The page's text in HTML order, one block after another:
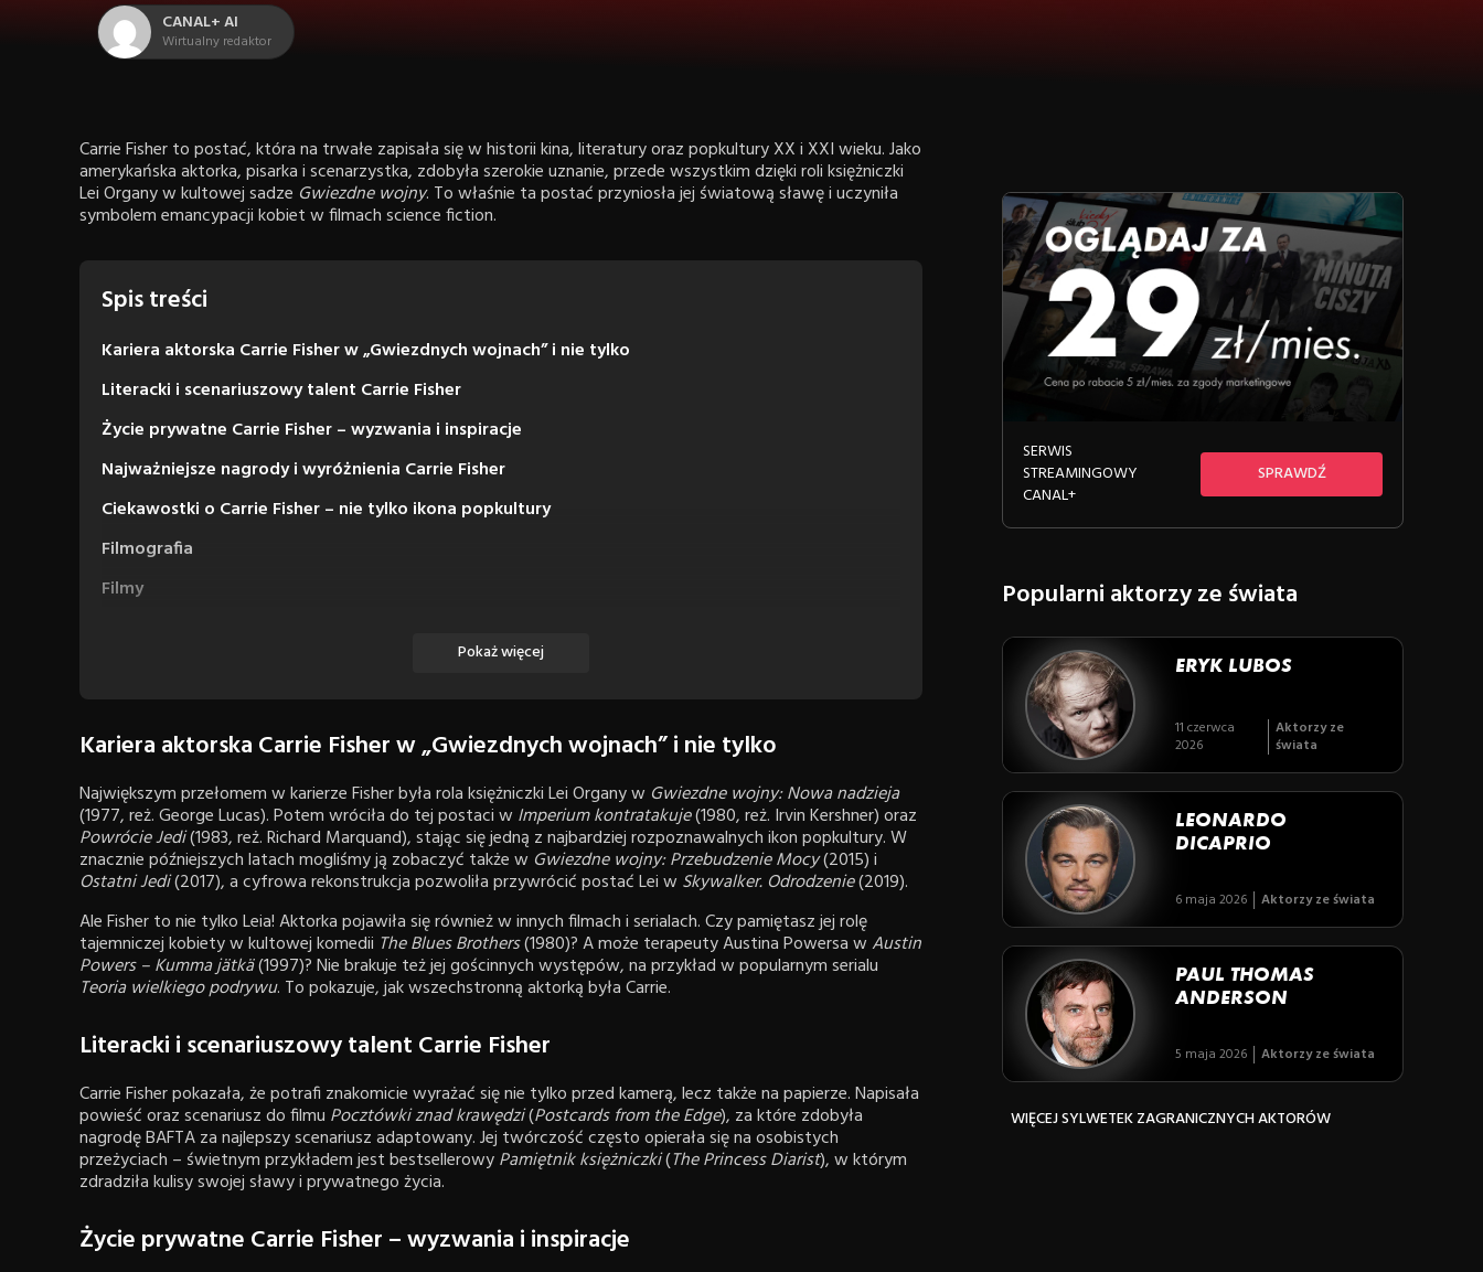
CANAL+ AI
Wirtualny redaktor
Carrie Fisher to postać, która na trwałe zapisała się w historii kina, literatury oraz popkultury XX i XXI wieku. Jako
amerykańska aktorka, pisarka i scenarzystka, zdobyła szerokie uznanie, przede wszystkim dzięki roli księżniczki
Lei Organy w kultowej sadze Gwiezdne wojny. To właśnie ta postać przyniosła jej światową sławę i uczyniła
symbolem emancypacji kobiet w filmach science fiction.
Spis treści
Kariera aktorska Carrie Fisher w „Gwiezdnych wojnach” i nie tylko
Literacki i scenariuszowy talent Carrie Fisher
Życie prywatne Carrie Fisher – wyzwania i inspiracje
Najważniejsze nagrody i wyróżnienia Carrie Fisher
Ciekawostki o Carrie Fisher – nie tylko ikona popkultury
Filmografia
Filmy
Pokaż więcej
Kariera aktorska Carrie Fisher w „Gwiezdnych wojnach” i nie tylko
Największym przełomem w karierze Fisher była rola księżniczki Lei Organy w Gwiezdne wojny: Nowa nadzieja
(1977, reż. George Lucas). Potem wróciła do tej postaci w Imperium kontratakuje(1980, reż. Irvin Kershner) oraz
Powrócie Jedi(1983, reż. Richard Marquand), stając się jedną z najbardziej rozpoznawalnych ikon popkultury. W
znacznie późniejszych latach mogliśmy ją zobaczyć także w Gwiezdne wojny: Przebudzenie Mocy(2015) i
Ostatni Jedi(2017), a cyfrowa rekonstrukcja pozwoliła przywrócić postać Lei w Skywalker. Odrodzenie(2019).
Ale Fisher to nie tylko Leia! Aktorka pojawiła się również w innych filmach i serialach. Czy pamiętasz jej rolę
tajemniczej kobiety w kultowej komedii The Blues Brothers(1980)? A może terapeuty Austina Powersa wAustin
Powers – Kumma jätkä(1997)? Nie brakuje też jej gościnnych występów, na przykład w popularnym serialu
Teoria wielkiego podrywu. To pokazuje, jak wszechstronną aktorką była Carrie.
Literacki i scenariuszowy talent Carrie Fisher
Carrie Fisher pokazała, że potrafi znakomicie wyrażać się nie tylko przed kamerą, lecz także na papierze. Napisała
powieść oraz scenariusz do filmu Pocztówki znad krawędzi(Postcards from the Edge), za które zdobyła
nagrodę BAFTA za najlepszy scenariusz adaptowany. Jej twórczość często opierała się na osobistych
przeżyciach – świetnym przykładem jest bestsellerowyPamiętnik księżniczki(The Princess Diarist), w którym
zdradziła kulisy swojej sławy i prywatnego życia.
Życie prywatne Carrie Fisher – wyzwania i inspiracje
SERWIS
STREAMINGOWY
CANAL+
SPRAWDŹ
Popularni aktorzy ze świata
ERYK LUBOS
11 czerwca
2026
Aktorzy ze
świata
LEONARDO
DICAPRIO
6 maja 2026 Aktorzy ze świata
PAUL THOMAS
ANDERSON
5 maja 2026 Aktorzy ze świata
WIĘCEJ SYLWETEK ZAGRANICZNYCH AKTORÓW